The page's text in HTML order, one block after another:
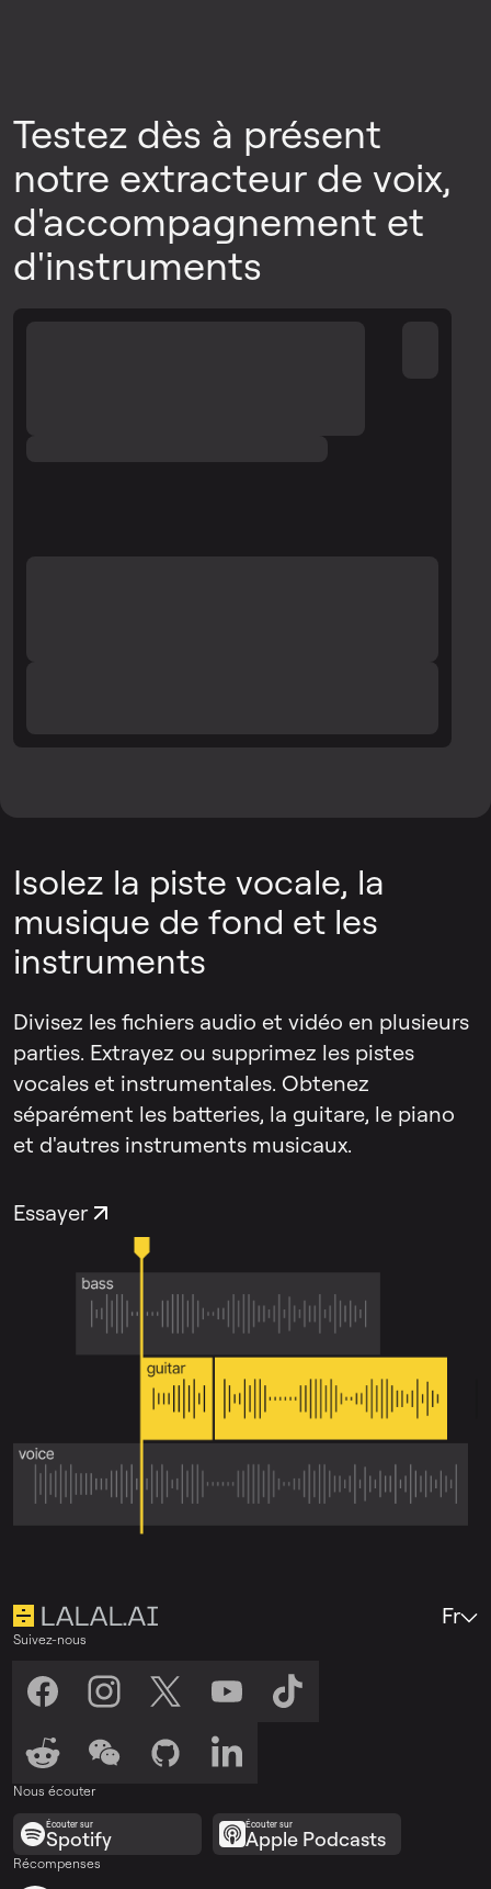
Testez dès à présent
notre extracteur de voix,
d'accompagnement et
d'instruments
Isolez la piste vocale, la
musique de fond et les
instruments
Divisez les fichiers audio et vidéo en plusieurs
parties. Extrayez ou supprimez les pistes
vocales et instrumentales. Obtenez
séparément les batteries, la guitare, le piano
et d'autres instruments musicaux.
Essayer
Suivez-nous
Nous écouter
Écouter sur
Spotify
Écouter sur
Apple Podcasts
Récompenses
Fr